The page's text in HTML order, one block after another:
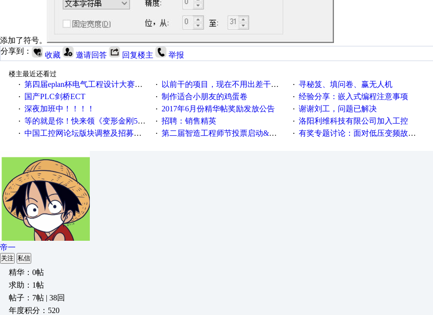
添加了符号。
分享到：
收藏 邀请回答 回复楼主 举报
楼主最近还看过
· 第四届eplan杯电气工程设计大赛报名啦！！！ · 以前干的项目，现在不用出差干项目了，好怀念 · 寻秘笈、填问卷、赢无人机
· 国产PLC剑桥ECT · 制作适合小朋友的鸡蛋卷 · 经验分享：嵌入式编程注意事项
· 深夜加班中！！！！ · 2017年6月份精华帖奖励发放公告 · 谢谢刘工，问题已解决
· 等的就是你！快来领《变形金刚5》观影券 · 招聘：销售精英 · 洛阳利维科技有限公司加入工控
· 中国工控网论坛版块调整及招募版主公告 · 第二届智造工程师节投票启动&周周有礼！ · 有奖专题讨论：面对低压变频故障，老手是这样解决的！
帝一
关注 私信
精华：0帖
求助：1帖
帖子：7帖 | 38回
年度积分：520